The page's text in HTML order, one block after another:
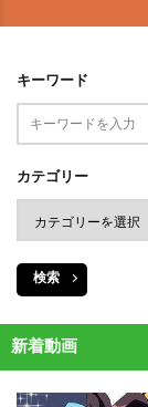
キーワード
カテゴリー
検索
新着動画